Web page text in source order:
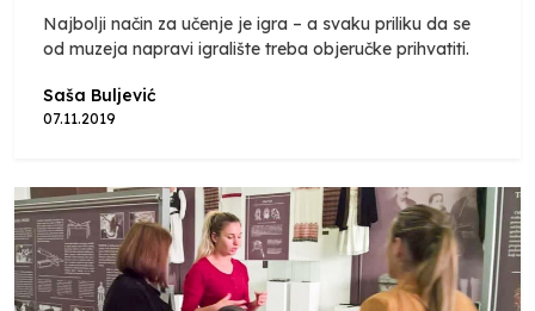
Najbolji način za učenje je igra – a svaku priliku da se
od muzeja napravi igralište treba objeručke prihvatiti.
Saša Buljević
07.11.2019